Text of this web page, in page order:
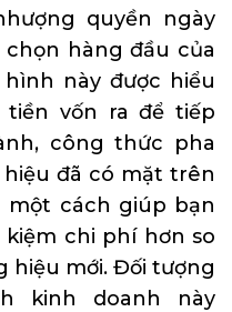
quyền ngày
hàng đầu của
này được hiểu
vốn ra để tiếp
công thức pha
đã có mặt trên
cách giúp bạn
chi phí hơn so
hiệu mới. Đối tượng
kinh doanh này